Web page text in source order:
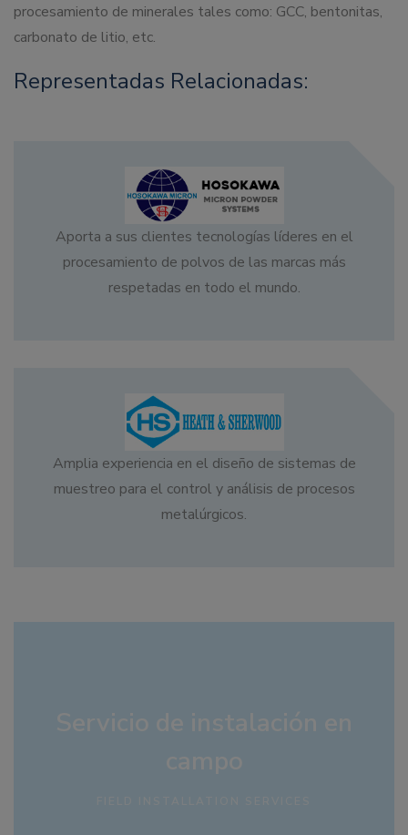
procesamiento de minerales tales como: GCC, bentonitas,
carbonato de litio, etc.
Representadas Relacionadas:
Aporta a sus clientes tecnologías líderes en el
procesamiento de polvos de las marcas más
respetadas en todo el mundo.
Amplia experiencia en el diseño de sistemas de
muestreo para el control y análisis de procesos
metalúrgicos.